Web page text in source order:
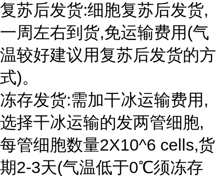
复苏后发货:细胞复苏后发货,
一周左右到货,免运输费用(气
温较好建议用复苏后发货的方
式)。
冻存发货:需加干冰运输费用,
选择干冰运输的发两管细胞,
每管细胞数量2X10^6 cells,货
期2-3天(气温低于0℃须冻存